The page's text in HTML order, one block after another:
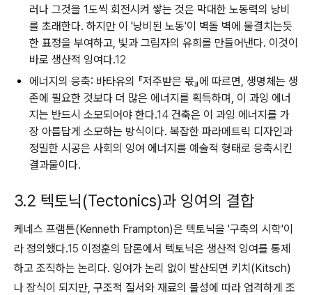
러나 그것을 1도씩 회전시켜 쌓는 것은 막대한 노동력의 낭비
를 초래한다. 하지만 이 '낭비된 노동'이 벽돌 벽에 물결치는듯
한 표정을 부여하고, 빛과 그림자의 유희를 만들어낸다. 이것이
바로 생산적 잉여다.12
에너지의 응축: 바타유의 『저주받은 몫』에 따르면, 생명체는 생
존에 필요한 것보다 더 많은 에너지를 획득하며, 이 과잉 에너
지는 반드시 소모되어야 한다.14 건축은 이 과잉 에너지를 가
장 아름답게 소모하는 방식이다. 복잡한 파라메트릭 디자인과
정밀한 시공은 사회의 잉여 에너지를 예술적 형태로 응축시킨
결과물이다.
3.2 텍토닉(Tectonics)과 잉여의 결합
케네스 프램튼(Kenneth Frampton)은 텍토닉을 '구축의 시학'이
라 정의했다.15 이정훈의 담론에서 텍토닉은 생산적 잉여를 통제
하고 조직하는 논리다. 잉여가 논리 없이 발산되면 키치(Kitsch)
나 장식이 되지만, 구조적 질서와 재료의 물성에 따라 엄격하게 조